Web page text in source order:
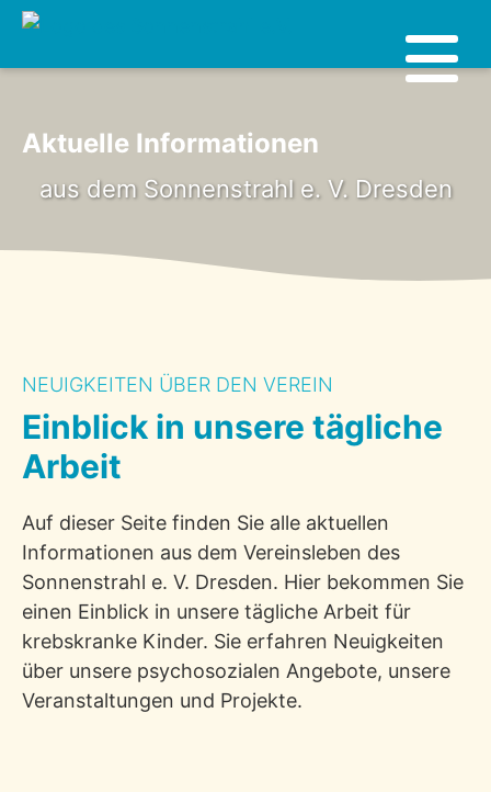
Aktuelle Informationen
aus dem Sonnenstrahl e. V. Dresden
NEUIGKEITEN ÜBER DEN VEREIN
Einblick in unsere tägliche
Arbeit
Auf dieser Seite finden Sie alle aktuellen
Informationen aus dem Vereinsleben des
Sonnenstrahl e. V. Dresden. Hier bekommen Sie
einen Einblick in unsere tägliche Arbeit für
krebskranke Kinder. Sie erfahren Neuigkeiten
über unsere psychosozialen Angebote, unsere
Veranstaltungen und Projekte.